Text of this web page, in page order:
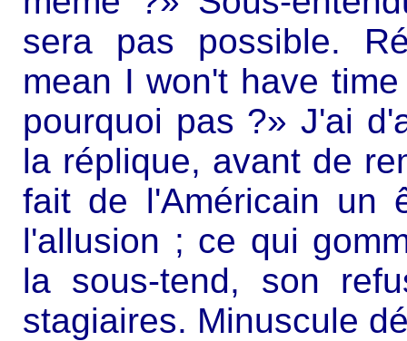
sera pas possible.
mean I won't have
pourquoi pas ?» J'ai
la réplique, avant de
fait de l'Américain un
l'allusion ; ce qui
la sous-tend, son
stagiaires. Minuscule